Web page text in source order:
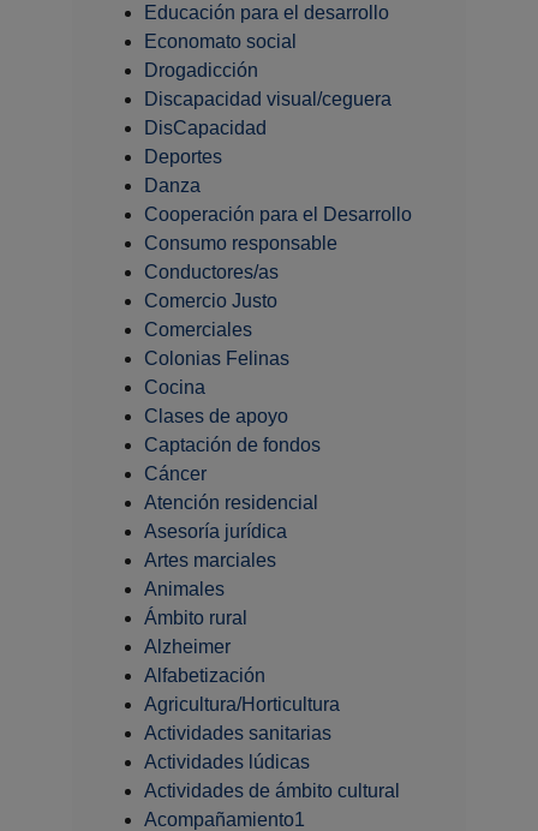
Educación para el desarrollo
Economato social
Drogadicción
Discapacidad visual/ceguera
DisCapacidad
Deportes
Danza
Cooperación para el Desarrollo
Consumo responsable
Conductores/as
Comercio Justo
Comerciales
Colonias Felinas
Cocina
Clases de apoyo
Captación de fondos
Cáncer
Atención residencial
Asesoría jurídica
Artes marciales
Animales
Ámbito rural
Alzheimer
Alfabetización
Agricultura/Horticultura
Actividades sanitarias
Actividades lúdicas
Actividades de ámbito cultural
Acompañamiento1